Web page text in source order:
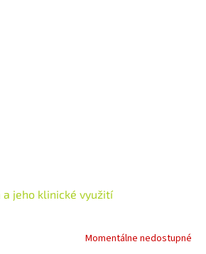
a jeho klinické využití
Momentálne nedostupné